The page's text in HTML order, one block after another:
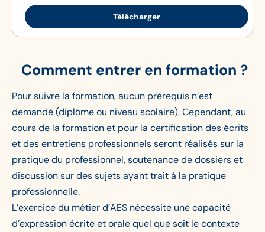
Télécharger
Comment entrer en formation ?
Pour suivre la formation, aucun prérequis n’est
demandé (diplôme ou niveau scolaire). Cependant, au
cours de la formation et pour la certification des écrits
et des entretiens professionnels seront réalisés sur la
pratique du professionnel, soutenance de dossiers et
discussion sur des sujets ayant trait à la pratique
professionnelle.
L’exercice du métier d’AES nécessite une capacité
d’expression écrite et orale quel que soit le contexte